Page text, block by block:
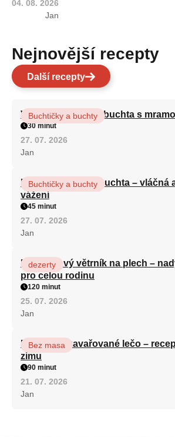
04. 08. 2026
Jan
Nejnovější recepty
Další recepty
Vláčná olejová litá buchta s
Buchtičky a buchty
30 minut
27. 07. 2026
Jan
Hrnková maková buchta – vláčná
vážení
Buchtičky a buchty
45 minut
27. 07. 2026
Jan
Karamelový větrník na plech –
pro celou rodinu
dezerty
120 minut
25. 07. 2026
Jan
Babiččino zavařované lečo –
zimu
Bez masa
90 minut
21. 07. 2026
Jan